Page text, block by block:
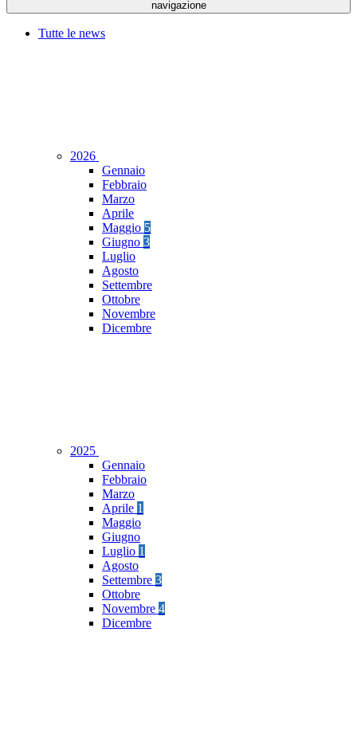
navigazione
Tutte le news
2026
Gennaio
Febbraio
Marzo
Aprile
Maggio 5
Giugno 3
Luglio
Agosto
Settembre
Ottobre
Novembre
Dicembre
2025
Gennaio
Febbraio
Marzo
Aprile 1
Maggio
Giugno
Luglio 1
Agosto
Settembre 3
Ottobre
Novembre 4
Dicembre